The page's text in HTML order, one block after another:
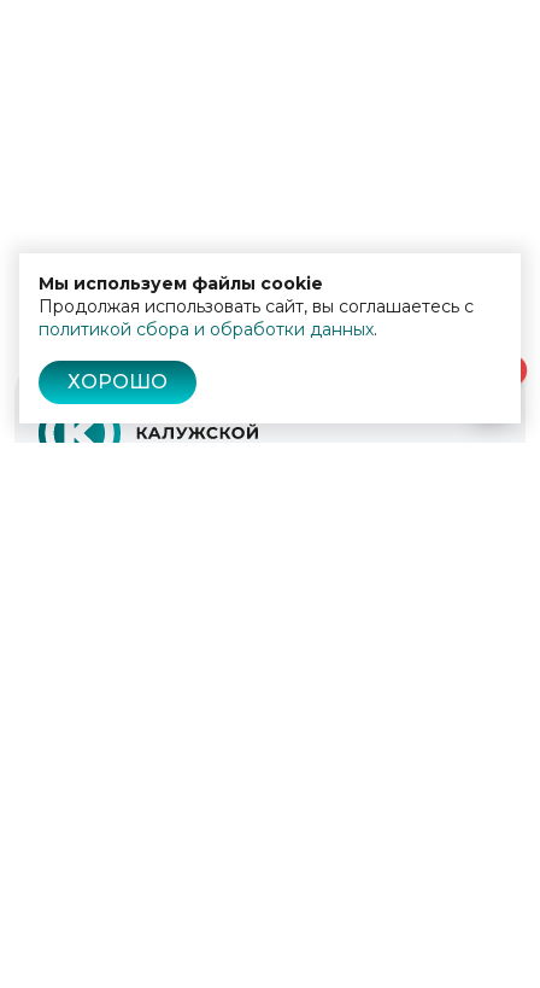
Мы используем файлы cookie
Продолжая использовать сайт, вы соглашаетесь с
политикой сбора и обработки данных.
ХОРОШО